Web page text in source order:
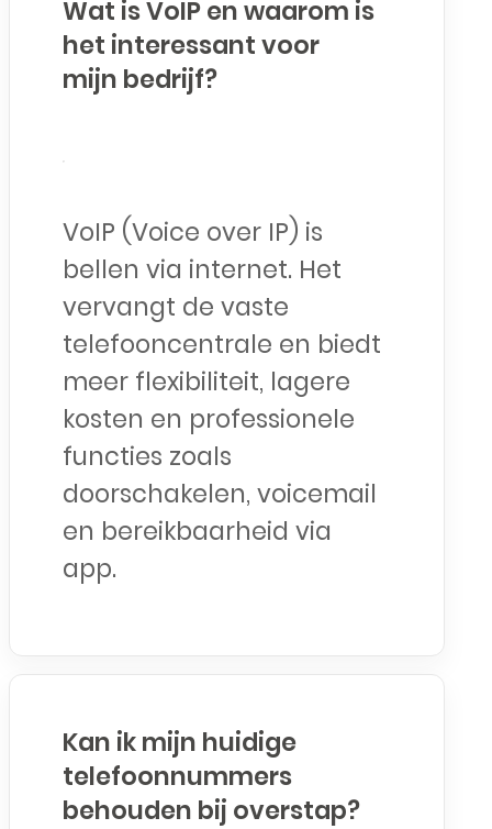
Wat is VoIP en waarom is
het interessant voor
mijn bedrijf?
VoIP (Voice over IP) is
bellen via internet. Het
vervangt de vaste
telefooncentrale en biedt
meer flexibiliteit, lagere
kosten en professionele
functies zoals
doorschakelen, voicemail
en bereikbaarheid via
app.
Kan ik mijn huidige
telefoonnummers
behouden bij overstap?